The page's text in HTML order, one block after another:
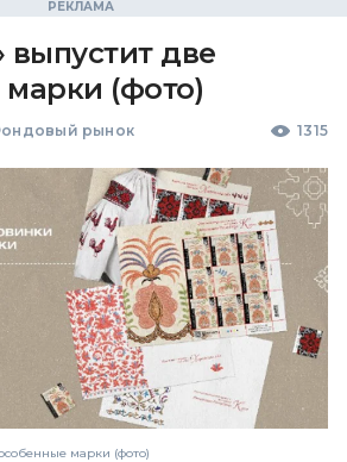
выпустит две
(фото)
рынок 1315
марки (фото)